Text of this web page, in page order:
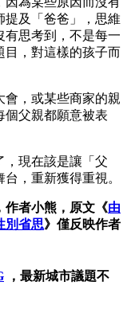
提及「爸爸」，思維
有思考到，不是每一
目，對這樣的孩子而
會，或某些商家的親
個父親都願意被表
，現在該是讓「父
，重新獲得重視。
作者小熊，原文《由
別省思》僅反映作者
，最新城市議題不